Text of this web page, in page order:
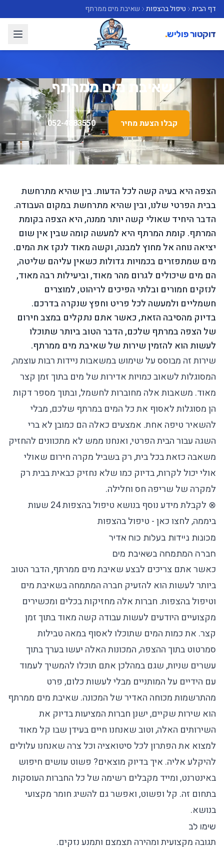
דף הבית טיפול בהצפות שאיבת מים ממרתף
דוקטור פוליש.
שאיבת מים ממרתף
קבלו הצעת מחיר 052-4883550
הצפה היא בעיה קשה לכל הדעות. בין שהיא מתרחשת
בבית הפרטי שלנו, ובין שהיא מתרחשת במקום העבודה.
הדבר היחיד שאולי קשה יותר ממנה, היא הצפה בקומת
המרתף. קומת המרתף היא למעשה קומה שבין אין שום
יציאה נוחה אל מחוץ למבנה, וקשה מאוד לנקז את המים.
מים שמתפזרים בכמויות גדולות כשאין עליהם שליטה,
הם מים שיכולים לגרום מהר מאוד, וביעילות רבה מאוד,
לנזקים חמורים ובלתי הפיכים לריהוט, למוצרים
חשמליים ולמעשה לכל פריט וחפץ שנקרה בדרכם.
בדיוק מהסיבה הזאת, כאשר אתם נתקלים במצב חירום
של הצפה במרתף שלכם, הדבר הטוב ביותר שתוכלו
לעשות הוא להזמין שירות של שאיבת מים ממרתף.
שירות זה מבוסס על שימוש במשאבות ניידות רבות עוצמה,
המסוגלות לשאוב כמויות אדירות של מים בתוך זמן קצר
מאוד. משאבות אלה מחוברות לחשמל, ובתוך מספר דקות
הן מסוגלות לאסוף את כל המים במרתף שלכם, מבלי
להשאיר טיפה אחת. אמצעים כאלה הם כמובן לא ברי
השגה עבור הבית הפרטי, ואנחנו ממש לא מתכוונים להחזיק
משאבה כזאת בכל בית, רק בשביל מקרה חירום שאולי
אולי יכול לקרות, בדיוק כמו שלא נחזיק כבאית בבית רק
למקרה של שריפה חס וחלילה.
⊗ לקבלת מידע נוסף בנושא טיפול בהצפות 24 שעות
ביממה, לחצו כאן - טיפול בהצפות
מכונות ניידות בעלות כוח אדיר
חברה המתמחה בשאיבת מים
כאשר אתם צריכים לבצע שאיבת מים ממרתף, הדבר הטוב
ביותר לעשות הוא להזעיק חברה המתמחה בשאיבת מים
וטיפול בהצפות. חברות אלה מחזיקות בכלים ומכשירים
מקצועיים היודעים לעשות עבודה קשה מאוד בתוך זמן
קצר. את כמות המים שתוכלו לאסוף במאה טבילות
סמרטוט בתוך ההצפה, המכונות האלה יעשו בערך בתוך
עשרים שניות, שגם במהלכן אתם תוכלו להמשיך לעמוד
עם הידיים על המותניים מבלי לעשות כלום, פרט
מהתרשמות מכוחה האדיר של המכונה. שאיבת מים ממרתף
הוא שירות שקיים, ישנן חברות המציעות בדיוק את
השירותים האלה, וטוב שאנחנו חיים בעידן שבו קל מאוד
למצוא את הפתרון לכל סיטואציה וכל צרה שאנחנו עלולים
להיקלע אליה. איך בדיוק מוצאים? פשוט עושים חיפוש
באינטרנט, ומייד מקבלים רשימה של כל החברות העוסקות
בתחום זה. קל ופשוט, ואפשר גם להשיג חומר מקצועי
בנושא.
שימו לב
תגובה מקצועית ומהירה תצמצם ותמנע נזקים.